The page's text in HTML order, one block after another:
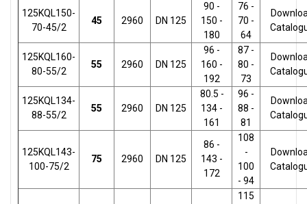
125KQL150-
70-45/2
45 2960 DN 125
90 -
150 -
180
76 -
70 -
64
125KQL160-
80-55/2
55 2960 DN 125
96 -
160 -
192
87 -
80 -
73
125KQL134-
88-55/2
55 2960 DN 125
80.5 -
134 -
161
96 -
88 -
81
125KQL143-
100-75/2
75 2960 DN 125
86 -
143 -
172
108
-
100
- 94
115